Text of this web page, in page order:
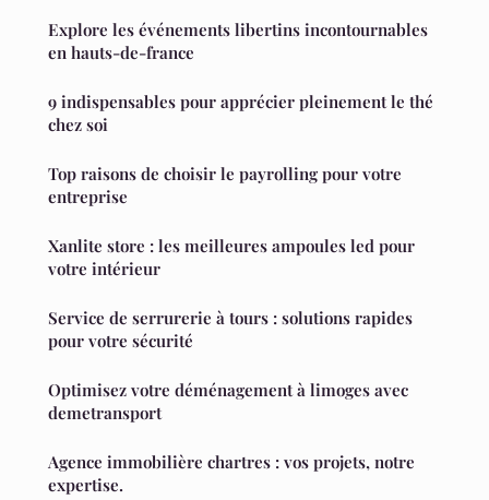
Explore les événements libertins incontournables
en hauts-de-france
9 indispensables pour apprécier pleinement le thé
chez soi
Top raisons de choisir le payrolling pour votre
entreprise
Xanlite store : les meilleures ampoules led pour
votre intérieur
Service de serrurerie à tours : solutions rapides
pour votre sécurité
Optimisez votre déménagement à limoges avec
demetransport
Agence immobilière chartres : vos projets, notre
expertise.